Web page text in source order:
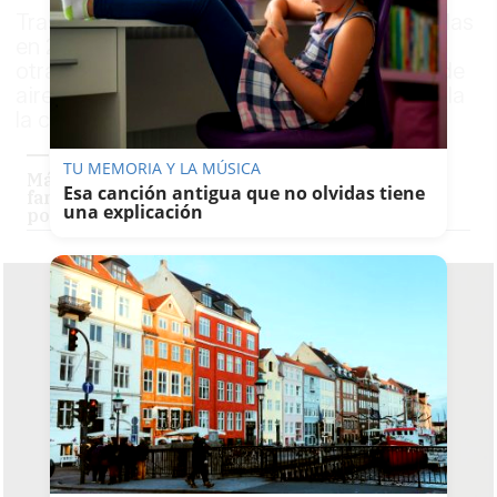
Tras unas ayudas de 200 millones prometidas
en 2022, ahora el Ejecutivo central planea
otras subvenciones que dan para mejoras de
aires acondicionados en tres centros, señala
la consejera de Desarrollo Educativo
Más coordinación y participación entre las
familias y la Atención Temprana: Andalucía
pone en marcha nuevos órganos
TU MEMORIA Y LA MÚSICA
Esa canción antigua que no olvidas tiene
una explicación